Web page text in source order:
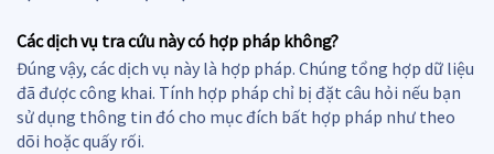
Các dịch vụ tra cứu này có hợp pháp không?
Đúng vậy, các dịch vụ này là hợp pháp. Chúng tổng hợp dữ liệu
đã được công khai. Tính hợp pháp chỉ bị đặt câu hỏi nếu bạn
sử dụng thông tin đó cho mục đích bất hợp pháp như theo
dõi hoặc quấy rối.